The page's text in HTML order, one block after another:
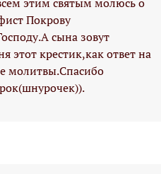
Покрову
сына зовут
этот крестик,как ответ на
молитвы.Спасибо